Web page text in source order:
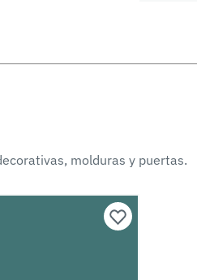
molduras y puertas.